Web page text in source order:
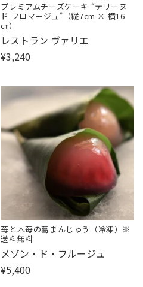
プレミアムチーズケーキ “テリーヌ
ド フロマージュ”（縦7cm × 横16
㎝）
販
売
元:
レストラン ヴァリエ
¥3,240
苺と木苺の葛まんじゅう（冷凍）※
送料無料
販
売
元:
メゾン・ド・フルージュ
¥5,400